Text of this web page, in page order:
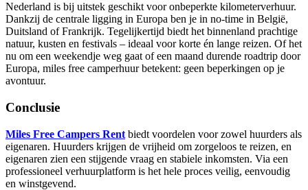
Nederland is bij uitstek geschikt voor onbeperkte kilometerverhuur.
Dankzij de centrale ligging in Europa ben je in no-time in België,
Duitsland of Frankrijk. Tegelijkertijd biedt het binnenland prachtige
natuur, kusten en festivals – ideaal voor korte én lange reizen. Of het
nu om een weekendje weg gaat of een maand durende roadtrip door
Europa, miles free camperhuur betekent: geen beperkingen op je
avontuur.
Conclusie
Miles Free Campers Rent biedt voordelen voor zowel huurders als
eigenaren. Huurders krijgen de vrijheid om zorgeloos te reizen, en
eigenaren zien een stijgende vraag en stabiele inkomsten. Via een
professioneel verhuurplatform is het hele proces veilig, eenvoudig
en winstgevend.